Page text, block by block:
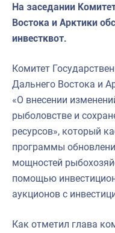
На заседании
Востока и Арктики
инвестквот.
Комитет
Дальнего Востока и
«О внесении
рыболовстве и
ресурсов», который
программы
мощностей
помощью
аукционов с
Как отметил глава